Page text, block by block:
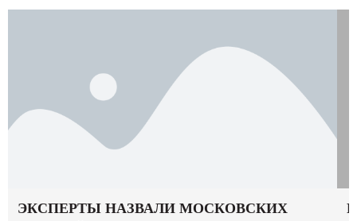
ЭКСПЕРТЫ НАЗВАЛИ МОСКОВСКИХ